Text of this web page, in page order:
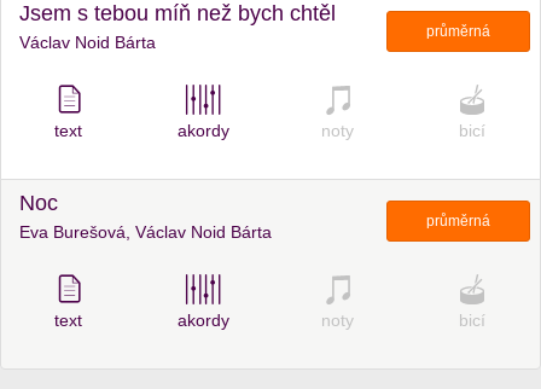
Jsem s tebou míň než bych chtěl
Václav Noid Bárta
průměrná
text akordy noty bicí
Noc
Eva Burešová, Václav Noid Bárta
průměrná
text akordy noty bicí